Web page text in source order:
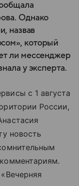
Однако
назвав
который
ли мессенджер
у эксперта.
с 1 августа
России,
новость